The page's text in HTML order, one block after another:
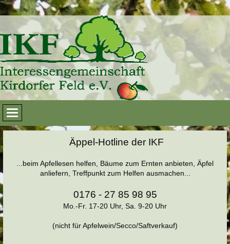
Äppel-Hotline der IKF
...beim Apfellesen helfen, Bäume zum Ernten anbieten, Äpfel
anliefern, Treffpunkt zum Helfen ausmachen...
0176 - 27 85 98 95
Mo.-Fr. 17-20 Uhr, Sa. 9-20 Uhr
(nicht für Apfelwein/Secco/Saftverkauf)